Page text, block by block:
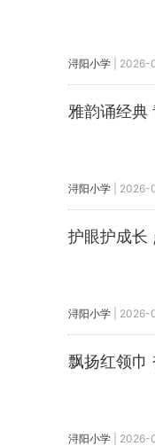
浔阳小学 2026-
雅韵诵经
浔阳小学 2026-
护眼护成
浔阳小学 2026-
飘扬红领
浔阳小学 2026-